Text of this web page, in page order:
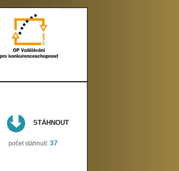
STÁHNOUT
počet stáhnutí: 37